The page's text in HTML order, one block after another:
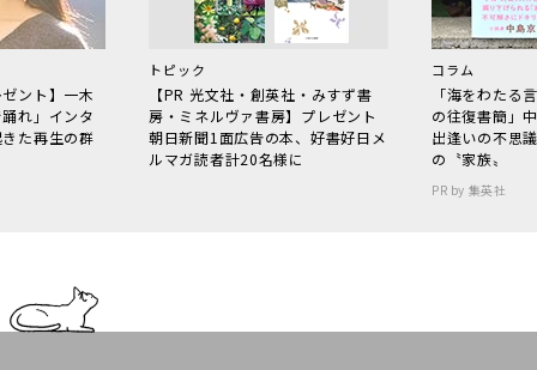
ント】一木
れ」インタ
た再生の群
トピック
【PR 光文社・創英社・みすず書
房・ミネルヴァ書房】プレゼント
朝日新聞1面広告の本、好書好日メ
ルマガ読者計20名様に
コラム
「海をわた
の往復書簡」
出逢いの不思
の〝家族〟
PR by 集英社